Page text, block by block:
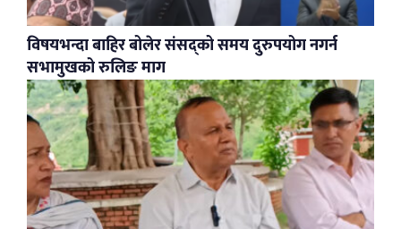
विषयभन्दा बाहिर बोलेर संसद्को समय दुरुपयोग नगर्न
सभामुखको रुलिङ माग